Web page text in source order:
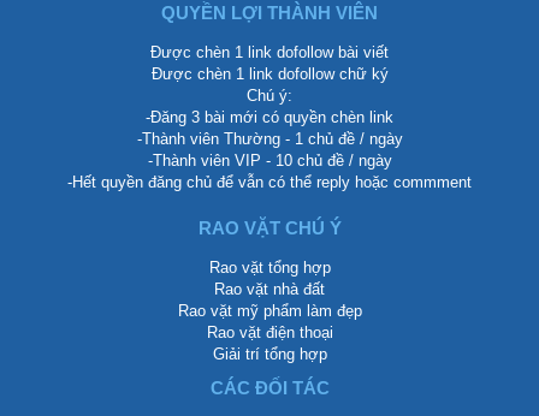
QUYỀN LỢI THÀNH VIÊN
Được chèn 1 link dofollow bài viết
Được chèn 1 link dofollow chữ ký
Chú ý:
-Đăng 3 bài mới có quyền chèn link
-Thành viên Thường - 1 chủ đề / ngày
-Thành viên VIP - 10 chủ đề / ngày
-Hết quyền đăng chủ để vẫn có thể reply hoặc commment
RAO VẶT CHÚ Ý
Rao vặt tổng hợp
Rao vặt nhà đất
Rao vặt mỹ phẩm làm đẹp
Rao vặt điện thoại
Giải trí tổng hợp
CÁC ĐỐI TÁC